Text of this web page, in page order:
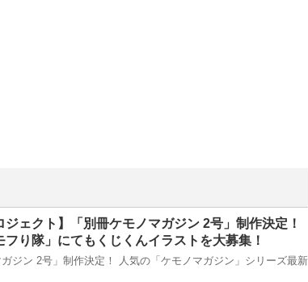
ジェクト】「別冊ケモノマガジン 2号」制作決定！
フり隊」にてもくじくんイラストを大募集！
ガジン 2号」制作決定！ 人気の「ケモノマガジン」シリーズ最新